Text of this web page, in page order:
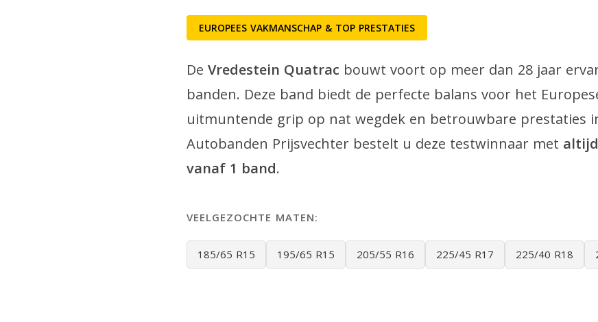
EUROPEES VAKMANSCHAP & TOP PRESTATIES
De Vredestein Quatrac bouwt voort op meer dan 28 jaar
banden. Deze band biedt de perfecte balans voor het
uitmuntende grip op nat wegdek en betrouwbare prestaties
Autobanden Prijsvechter bestelt u deze testwinnaar met
vanaf 1 band.
VEELGEZOCHTE MATEN:
185/65 R15 195/65 R15 205/55 R16 225/45 R17 225/40 R18